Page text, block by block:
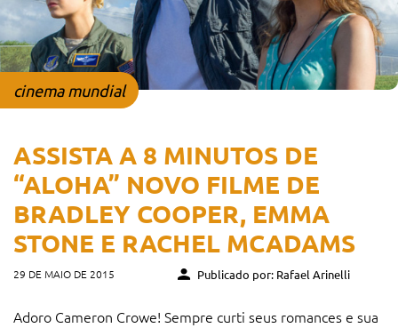
cinema mundial
ASSISTA A 8 MINUTOS DE
“ALOHA” NOVO FILME DE
BRADLEY COOPER, EMMA
STONE E RACHEL MCADAMS
29 DE MAIO DE 2015 Publicado por: Rafael Arinelli
Adoro Cameron Crowe! Sempre curti seus romances e sua